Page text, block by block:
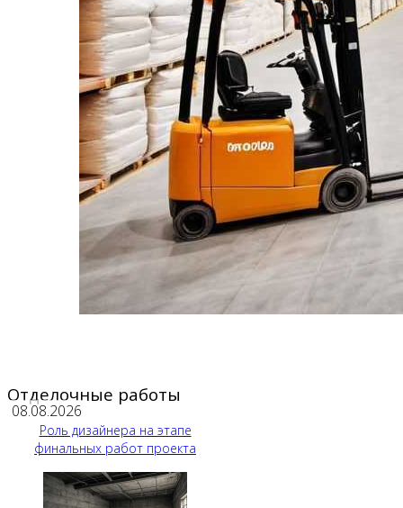
Отделочные работы
08.08.2026
Роль дизайнера на этапе
финальных работ проекта